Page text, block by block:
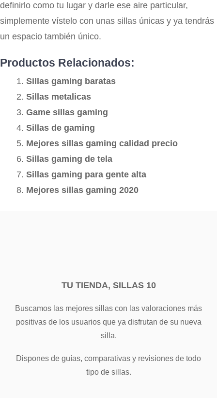
definirlo como tu lugar y darle ese aire particular,
simplemente vístelo con unas sillas únicas y ya tendrás
un espacio también único.
Productos Relacionados:
Sillas gaming baratas
Sillas metalicas
Game sillas gaming
Sillas de gaming
Mejores sillas gaming calidad precio
Sillas gaming de tela
Sillas gaming para gente alta
Mejores sillas gaming 2020
TU TIENDA, SILLAS 10
Buscamos las mejores sillas con las valoraciones más
positivas de los usuarios que ya disfrutan de su nueva
silla.
Dispones de guías, comparativas y revisiones de todo
tipo de sillas.